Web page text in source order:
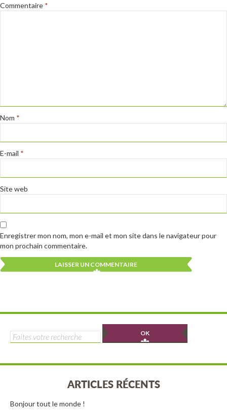
Commentaire *
Nom *
E-mail *
Site web
Enregistrer mon nom, mon e-mail et mon site dans le navigateur pour
mon prochain commentaire.
Rechercher :
ARTICLES RÉCENTS
Bonjour tout le monde !